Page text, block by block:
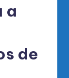
a
de